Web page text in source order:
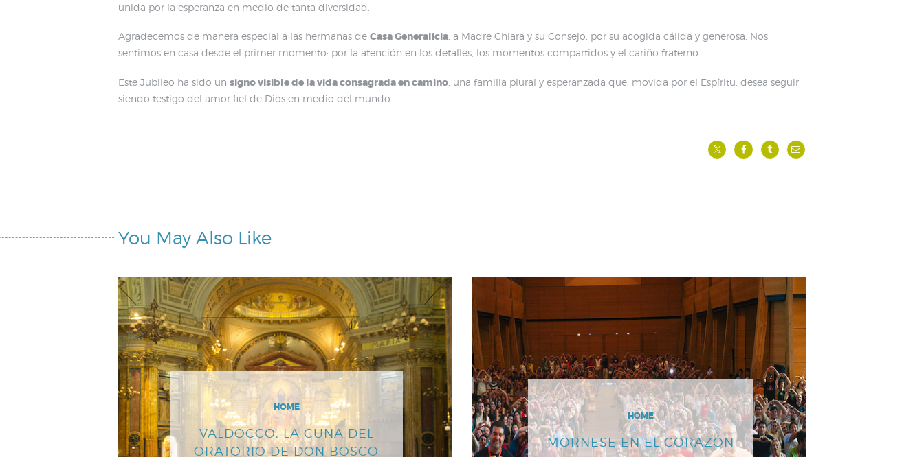
unida por la esperanza en medio de tanta diversidad.
Agradecemos de manera especial a las hermanas de Casa Generalicia, a Madre Chiara y su Consejo, por su acogida cálida y generosa. Nos
sentimos en casa desde el primer momento: por la atención en los detalles, los momentos compartidos y el cariño fraterno.
Este Jubileo ha sido un signo visible de la vida consagrada en camino , una familia plural y esperanzada que, movida por el Espíritu, desea seguir
siendo testigo del amor fiel de Dios en medio del mundo.
You May Also Like
HOME
VALDOCCO, LA CUNA DEL
ORATORIO DE DON BOSCO
HOME
MORNESE EN EL CORAZÓN